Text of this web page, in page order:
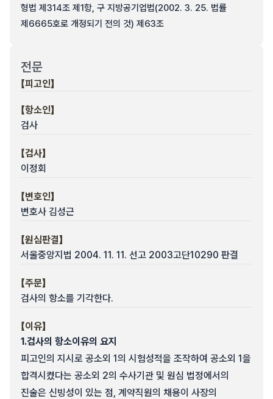
형법 제314조 제1항, 구 지방공기업법(2002. 3. 25. 법률
제6665호로 개정되기 전의 것) 제63조
전문
【피고인】
【항소인】
검사
【검사】
이정회
【변호인】
변호사 김성근
【원심판결】
서울중앙지법 2004. 11. 11. 선고 2003고단10290 판결
【주문】
검사의 항소를 기각한다.
【이유】
1.검사의 항소이유의 요지
피고인의 지시로 공소외 1의 시험성적을 조작하여 공소외 1을
합격시켰다는 공소외 2의 수사기관 및 원심 법정에서의
진술은 신빙성이 있는 점, 계약직원의 채용이 사장의